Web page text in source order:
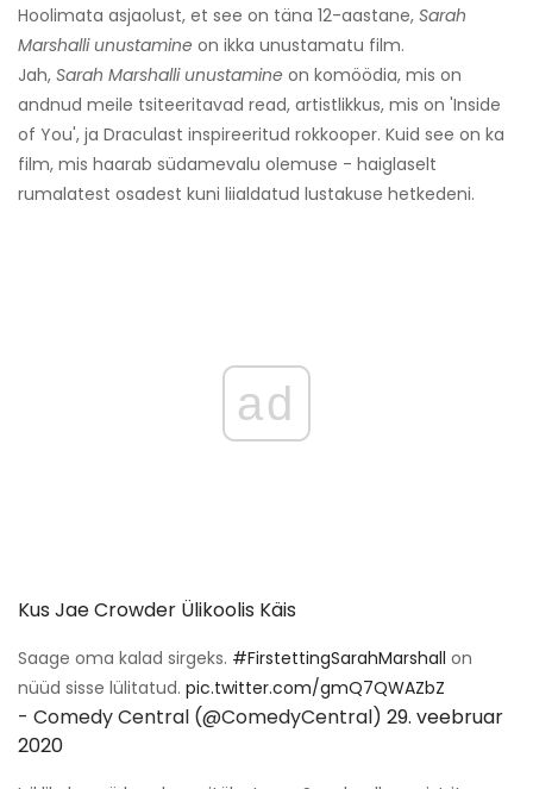
Hoolimata asjaolust, et see on täna 12-aastane, Sarah
Marshalli unustamine on ikka unustamatu film.
Jah, Sarah Marshalli unustamine on komöödia, mis on
andnud meile tsiteeritavad read, artistlikkus, mis on 'Inside
of You', ja Draculast inspireeritud rokkooper. Kuid see on ka
film, mis haarab südamevalu olemuse - haiglaselt
rumalatest osadest kuni liialdatud lustakuse hetkedeni.
ad
Kus Jae Crowder Ülikoolis Käis
Saage oma kalad sirgeks. #FirstettingSarahMarshall on
nüüd sisse lülitatud. pic.twitter.com/gmQ7QWAZbZ
- Comedy Central (@ComedyCentral) 29. veebruar
2020